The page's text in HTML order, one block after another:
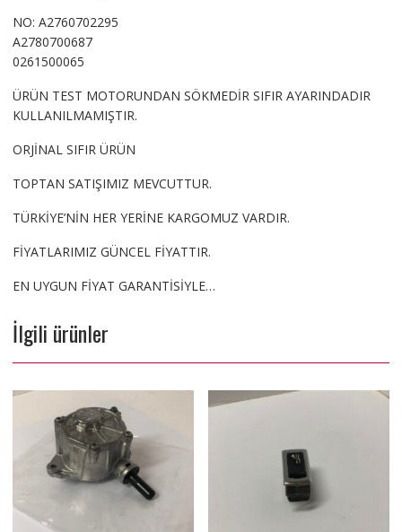
NO: A2760702295
A2780700687
0261500065
ÜRÜN TEST MOTORUNDAN SÖKMEDİR SIFIR AYARINDADIR
KULLANILMAMIŞTIR.
ORJİNAL SIFIR ÜRÜN
TOPTAN SATIŞIMIZ MEVCUTTUR.
TÜRKİYE’NİN HER YERİNE KARGOMUZ VARDIR.
FİYATLARIMIZ GÜNCEL FİYATTIR.
EN UYGUN FİYAT GARANTİSİYLE…
İlgili ürünler